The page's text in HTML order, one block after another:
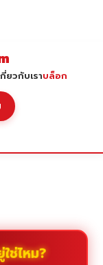
กี่ยวกับเราบล็อก
ช่ไหม?